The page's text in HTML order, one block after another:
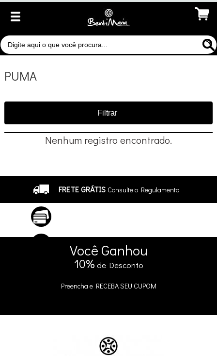
PUMA
Filtrar
Nenhum registro encontrado.
FRETE GRÁTIS Consulte o Regulamento
5% DE DESCONTO no Pix e Boleto
Você Ganhou
10% de Desconto
Preencha e RECEBA SEU CUPOM